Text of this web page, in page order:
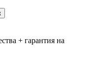
+ гарантия на